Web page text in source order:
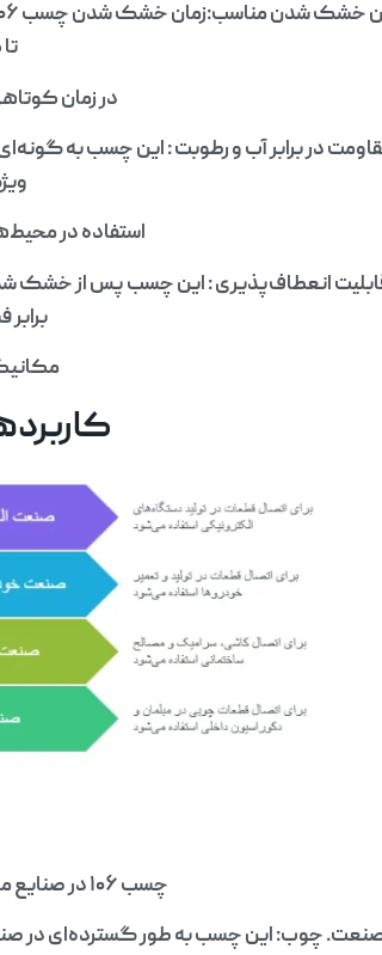
در زمان
در برابر آب و رطوبت : این چسب به
استفاده در
انعطاف‌پذیری : این چسب پس از خشک
چسب ۱۰۶ در صنایع مختلف کاربردهای متنوعی دارد:
چوب: این چسب به طور گسترده‌ای در